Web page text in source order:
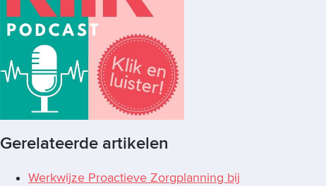
Gerelateerde artikelen
Werkwijze Proactieve Zorgplanning bij